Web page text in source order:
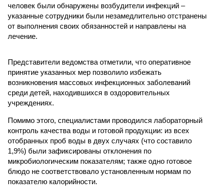
человек были обнаружены возбудители инфекций –
указанные сотрудники были незамедлительно отстранены
от выполнения своих обязанностей и направлены на
лечение.
Представители ведомства отметили, что оперативное
принятие указанных мер позволило избежать
возникновения массовых инфекционных заболеваний
среди детей, находившихся в оздоровительных
учреждениях.
Помимо этого, специалистами проводился лабораторный
контроль качества воды и готовой продукции: из всех
отобранных проб воды в двух случаях (что составило
1,9%) были зафиксированы отклонения по
микробиологическим показателям; также одно готовое
блюдо не соответствовало установленным нормам по
показателю калорийности.